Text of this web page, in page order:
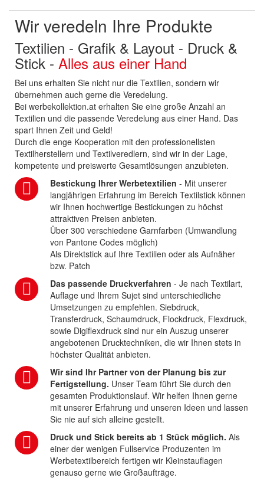
Wir veredeln Ihre Produkte
Textilien - Grafik & Layout - Druck &
Stick - Alles aus einer Hand
Bei uns erhalten Sie nicht nur die Textilien, sondern wir
übernehmen auch gerne die Veredelung.
Bei werbekollektion.at erhalten Sie eine große Anzahl an
Textilien und die passende Veredelung aus einer Hand. Das
spart Ihnen Zeit und Geld!
Durch die enge Kooperation mit den professionellsten
Textilherstellern und Textilveredlern, sind wir in der Lage,
kompetente und preiswerte Gesamtlösungen anzubieten.
Bestickung Ihrer Werbetextilien - Mit unserer
langjährigen Erfahrung im Bereich Textilstick können
wir Ihnen hochwertige Bestickungen zu höchst
attraktiven Preisen anbieten.
Über 300 verschiedene Garnfarben (Umwandlung
von Pantone Codes möglich)
Als Direktstick auf Ihre Textilien oder als Aufnäher
bzw. Patch
Das passende Druckverfahren - Je nach Textilart,
Auflage und Ihrem Sujet sind unterschiedliche
Umsetzungen zu empfehlen. Siebdruck,
Transferdruck, Schaumdruck, Flockdruck, Flexdruck,
sowie Digiflexdruck sind nur ein Auszug unserer
angebotenen Drucktechniken, die wir Ihnen stets in
höchster Qualität anbieten.
Wir sind Ihr Partner von der Planung bis zur
Fertigstellung. Unser Team führt Sie durch den
gesamten Produktionslauf. Wir helfen Ihnen gerne
mit unserer Erfahrung und unseren Ideen und lassen
Sie nie auf sich alleine gestellt.
Druck und Stick bereits ab 1 Stück möglich. Als
einer der wenigen Fullservice Produzenten im
Werbetextilbereich fertigen wir Kleinstauflagen
genauso gerne wie Großaufträge.